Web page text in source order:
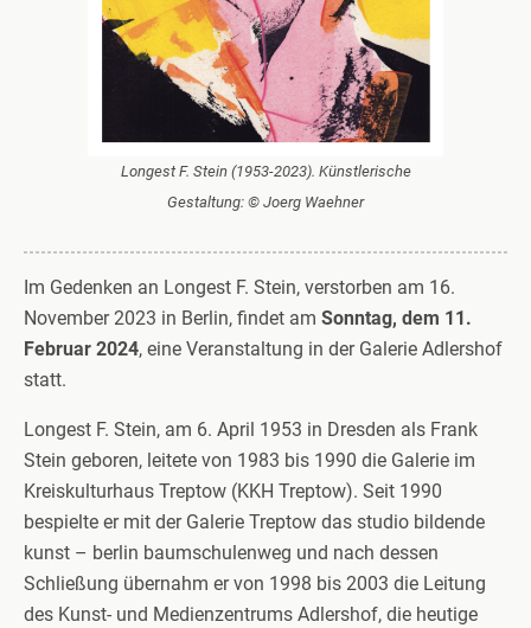
Longest F. Stein (1953-2023). Künstlerische
Gestaltung: © Joerg Waehner
Im Gedenken an Longest F. Stein, verstorben am 16.
November 2023 in Berlin, findet am Sonntag, dem 11.
Februar 2024, eine Veranstaltung in der Galerie Adlershof
statt.
Longest F. Stein, am 6. April 1953 in Dresden als Frank
Stein geboren, leitete von 1983 bis 1990 die Galerie im
Kreiskulturhaus Treptow (KKH Treptow). Seit 1990
bespielte er mit der Galerie Treptow das studio bildende
kunst – berlin baumschulenweg und nach dessen
Schließung übernahm er von 1998 bis 2003 die Leitung
des Kunst- und Medienzentrums Adlershof, die heutige